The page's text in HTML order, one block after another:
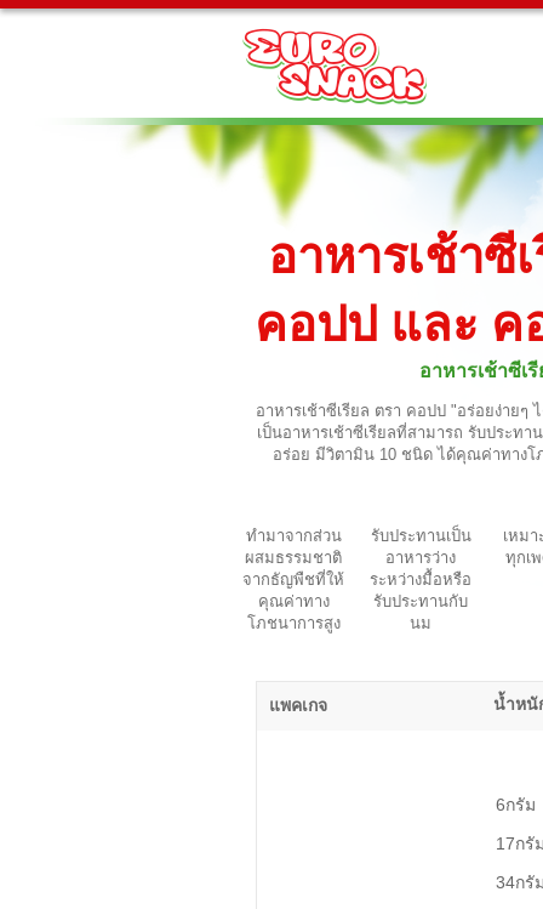
อาหารเช้าซี
คอปป และ ค
อาหารเช้าซีเรี
อาหารเช้าซีเรียล ตรา คอปป "อร่อยง่ายๆ
เป็นอาหารเช้าซีเรียลที่สามารถ รับประท
อร่อย มีวิตามิน 10 ชนิด ได้คุณค่าทาง
ทำมาจากส่วน
ผสมธรรมชาติ
จากธัญพืชที่ให้
คุณค่าทาง
โภชนาการสูง
รับประทานเป็น
อาหารว่าง
ระหว่างมื้อหรือ
รับประทานกับ
นม
เหม
ทุกเ
แพคเกจ น้ำหนั
6กรัม
17กรั
34กรั